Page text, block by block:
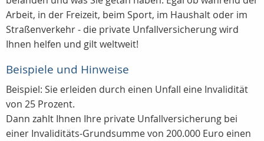
Arbeit, in der Freizeit, beim Sport, im Haushalt oder im
Straßenverkehr - die private Unfallversicherung wird
Ihnen helfen und gilt weltweit!
Beispiele und Hinweise
Beispiel: Sie erleiden durch einen Unfall eine Invalidität
von 25 Prozent.
Dann zahlt Ihnen Ihre private Unfallversicherung bei
einer Invaliditäts-Grundsumme von 200.000 Euro einen